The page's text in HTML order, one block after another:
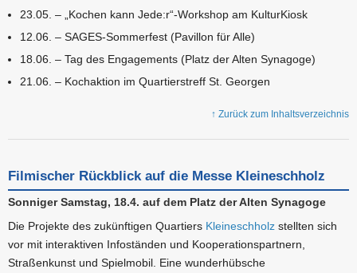
23.05. – „Kochen kann Jede:r“-Workshop am KulturKiosk
12.06. – SAGES-Sommerfest (Pavillon für Alle)
18.06. – Tag des Engagements (Platz der Alten Synagoge)
21.06. – Kochaktion im Quartierstreff St. Georgen
↑ Zurück zum Inhaltsverzeichnis
Filmischer Rückblick auf die Messe Kleineschholz
Sonniger Samstag, 18.4. auf dem Platz der Alten Synagoge
Die Projekte des zukünftigen Quartiers Kleineschholz stellten sich
vor mit interaktiven Infoständen und Kooperationspartnern,
Straßenkunst und Spielmobil. Eine wunderhübsche